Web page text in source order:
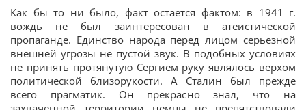
Как бы то ни было, факт остается фактом: в 1941 г.
вождь не был заинтересован в атеистической
пропаганде. Единство народа перед лицом серьезной
внешней угрозы не пустой звук. В подобных условиях
не принять протянутую Сергием руку являлось верхом
политической близорукости. А Сталин был прежде
всего прагматик. Он прекрасно знал, что на